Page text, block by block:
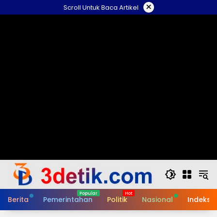
to
Scroll Untuk Baca Artikel ×
Berita Pemerintahan Politik Nasional Indeks